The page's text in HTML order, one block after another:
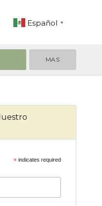
Español ▼
MAS
* indicates required